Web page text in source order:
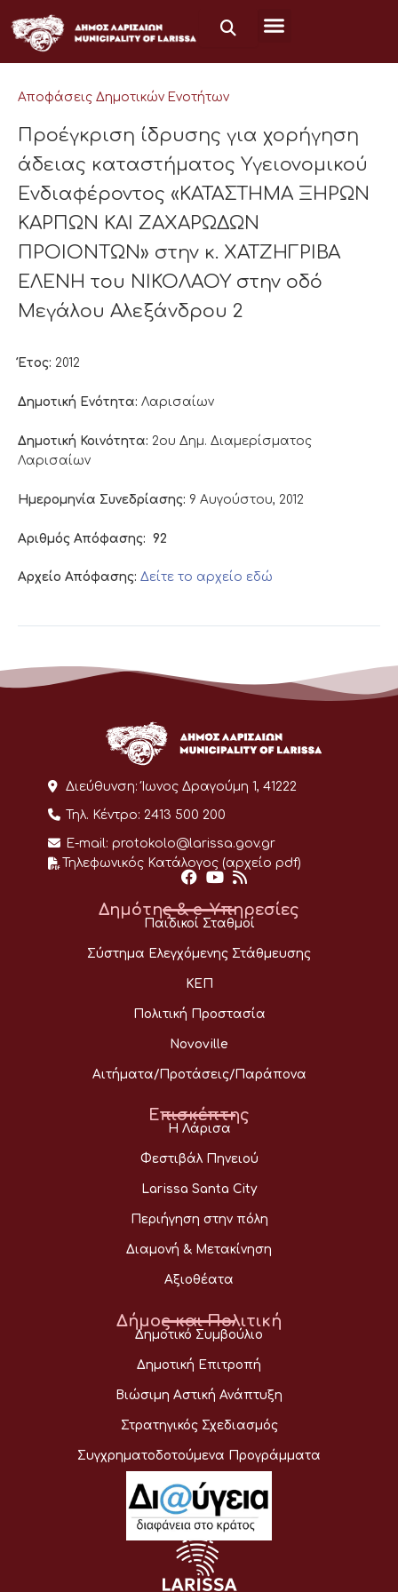
στο
περιεχόμενο
Αποφάσεις Δημοτικών Ενοτήτων
Προέγκριση ίδρυσης για χορήγηση
άδειας καταστήματος Υγειονομικού
Ενδιαφέροντος «ΚΑΤΑΣΤΗΜΑ ΞΗΡΩΝ
ΚΑΡΠΩΝ ΚΑΙ ΖΑΧΑΡΩΔΩΝ
ΠΡΟΙΟΝΤΩΝ» στην κ. ΧΑΤΖΗΓΡΙΒΑ
ΕΛΕΝΗ του ΝΙΚΟΛΑΟΥ στην οδό
Μεγάλου Αλεξάνδρου 2
Έτος: 2012
Δημοτική Ενότητα: Λαρισαίων
Δημοτική Κοινότητα: 2ου Δημ. Διαμερίσματος
Λαρισαίων
Ημερομηνία Συνεδρίασης: 9 Αυγούστου, 2012
Αριθμός Απόφασης: 92
Αρχείο Απόφασης: Δείτε το αρχείο εδώ
Διεύθυνση: Ίωνος Δραγούμη 1, 41222
Τηλ. Κέντρο: 2413 500 200
E-mail: protokolo@larissa.gov.gr
Τηλεφωνικός Κατάλογος (αρχείο pdf)
Δημότης & e-Υπηρεσίες
Παιδικοί Σταθμοί
Σύστημα Ελεγχόμενης Στάθμευσης
ΚΕΠ
Πολιτική Προστασία
Novoville
Αιτήματα/Προτάσεις/Παράπονα
Επισκέπτης
Η Λάρισα
Φεστιβάλ Πηνειού
Larissa Santa City
Περιήγηση στην πόλη
Διαμονή & Μετακίνηση
Αξιοθέατα
Δήμος και Πολιτική
Δημοτικό Συμβούλιο
Δημοτική Επιτροπή
Βιώσιμη Αστική Ανάπτυξη
Στρατηγικός Σχεδιασμός
Συγχρηματοδοτούμενα Προγράμματα